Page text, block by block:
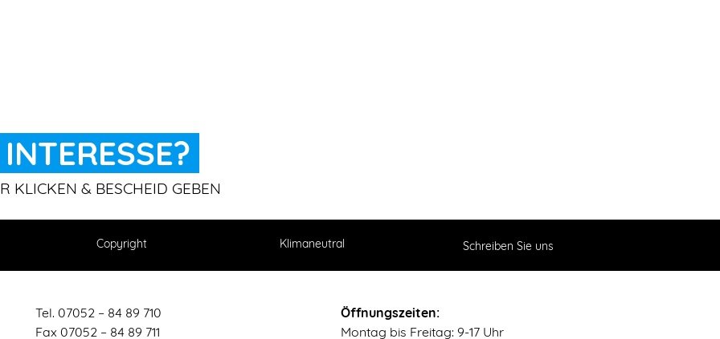
KLICKEN & BESCHEID GEBEN
Copyright Klimaneutral Schreiben Sie uns
Tel. 07052 – 84 89 710
Fax 07052 – 84 89 711
Öffnungszeiten:
Montag bis Freitag: 9-17 Uhr